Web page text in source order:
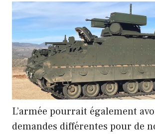
L’armée pourrait également
demandes différentes pour de